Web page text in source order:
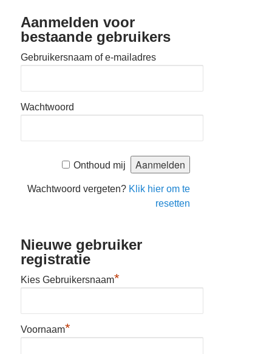
Aanmelden voor
bestaande gebruikers
Gebruikersnaam of e-mailadres
Wachtwoord
Onthoud mij
Wachtwoord vergeten? Klik hier om te
resetten
Nieuwe gebruiker
registratie
Kies Gebruikersnaam*
Voornaam*